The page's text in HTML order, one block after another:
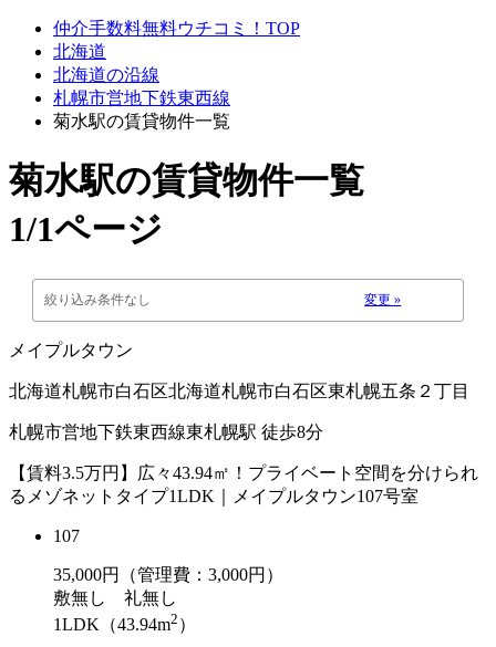
仲介手数料無料ウチコミ！TOP
北海道
北海道の沿線
札幌市営地下鉄東西線
菊水駅の賃貸物件一覧
菊水駅の賃貸物件一覧
1/1ページ
絞り込み条件なし 変更 »
メイプルタウン
北海道札幌市白石区北海道札幌市白石区東札幌五条２丁目
札幌市営地下鉄東西線東札幌駅 徒歩8分
【賃料3.5万円】広々43.94㎡！プライベート空間を分けられ
るメゾネットタイプ1LDK｜メイプルタウン107号室
107
35,000円（管理費：3,000円）
敷無し 礼無し
1LDK（43.94m2 ）